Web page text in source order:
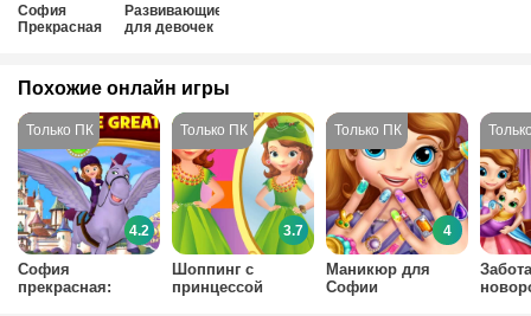
София
Прекрасная
Развивающие
для девочек
Похожие онлайн игры
София
прекрасная:
4.2
Шоппинг с
принцессой
3.7
Маникюр для
Софии
4